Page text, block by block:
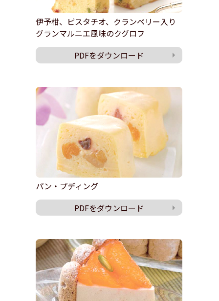
伊予柑、ピスタチオ、クランベリー入り
グランマルニエ風味のクグロフ
PDFをダウンロード
パン・プディング
PDFをダウンロード